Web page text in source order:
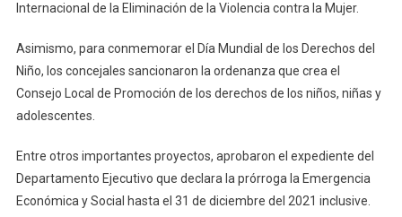
Internacional de la Eliminación de la Violencia contra la Mujer.
Asimismo, para conmemorar el Día Mundial de los Derechos del
Niño, los concejales sancionaron la ordenanza que crea el
Consejo Local de Promoción de los derechos de los niños, niñas y
adolescentes.
Entre otros importantes proyectos, aprobaron el expediente del
Departamento Ejecutivo que declara la prórroga la Emergencia
Económica y Social hasta el 31 de diciembre del 2021 inclusive.